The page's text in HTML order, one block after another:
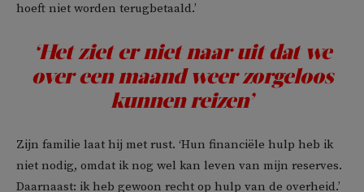
hoeft niet worden terugbetaald.’
‘Het ziet er niet naar uit dat we
over een maand weer zorgeloos
kunnen reizen’
Zijn familie laat hij met rust. ‘Hun financiële hulp heb ik
niet nodig, omdat ik nog wel kan leven van mijn reserves.
Daarnaast: ik heb gewoon recht op hulp van de overheid.’